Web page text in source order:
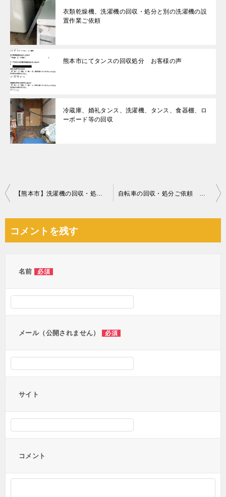
衣類乾燥機、洗濯機の回収・処分と別の洗濯機の設
置作業ご依頼
熊本市にてタンスの回収処分 お客様の声
冷蔵庫、婚礼タンス、洗濯機、タンス、食器棚、ロ
ーボード等の回収
投
ビ
ョ
【熊本市】洗濯機の回収・処分ご依頼 お客様の声 自転車の回収・処分ご依頼 お客様の声
コメントを残す
名前 必須
メール（公開されません） 必須
サイト
コメント